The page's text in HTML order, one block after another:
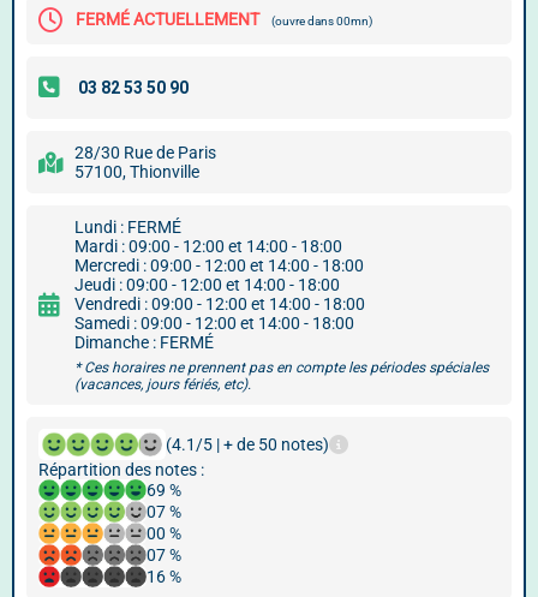
FERMÉ ACTUELLEMENT (ouvre dans 00mn)
28/30 Rue de Paris
57100, Thionville
Lundi : FERMÉ
Mardi : 09:00 - 12:00 et 14:00 - 18:00
Mercredi : 09:00 - 12:00 et 14:00 - 18:00
Jeudi : 09:00 - 12:00 et 14:00 - 18:00
Vendredi : 09:00 - 12:00 et 14:00 - 18:00
Samedi : 09:00 - 12:00 et 14:00 - 18:00
Dimanche : FERMÉ
* Ces horaires ne prennent pas en compte les périodes spéciales
(vacances, jours fériés, etc).
(4.1/5 | + de 50 notes)
Répartition des notes :
69 %
07 %
00 %
07 %
16 %